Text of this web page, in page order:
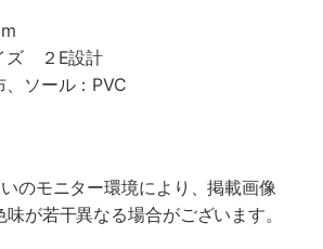
ズ ２E設計
ソール：PVC
のモニター環境により、掲載画像
が若干異なる場合がございます。